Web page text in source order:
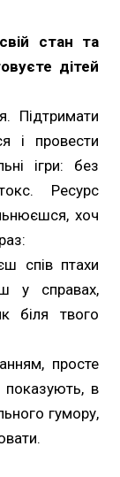
стан та
дітей
Підтримати
і провести
ігри: без
Ресурс
хоч
спів птахи
у справах,
біля твого
просте
показують, в
гумору,